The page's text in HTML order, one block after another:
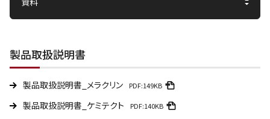
製品取扱説明書
製品取扱説明書_メラクリン PDF:149KB
製品取扱説明書_ケミテクト PDF:140KB